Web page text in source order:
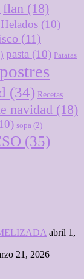
flan (18)
Helados (10)
(11)
pasta (10) Patatas
postres
(34) Recetas
navidad (18)
sopa (2)
(35)
abril 1,
21, 2026